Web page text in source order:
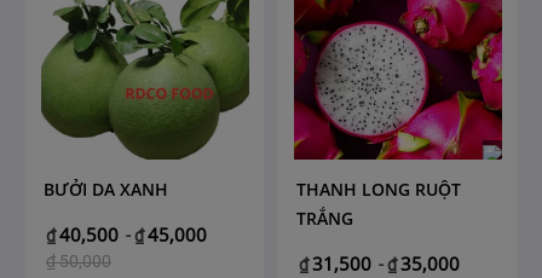
BƯỞI DA XANH
₫40,500 -₫45,000
₫50,000
THANH LONG RUỘT
TRẮNG
₫31,500 -₫35,000